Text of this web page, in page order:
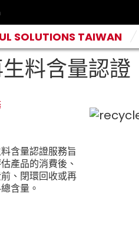
UL SOLUTIONS TAIWAN
料含量認證
含量認證服務旨
產品的消費後、
、閉環回收或再
含量。